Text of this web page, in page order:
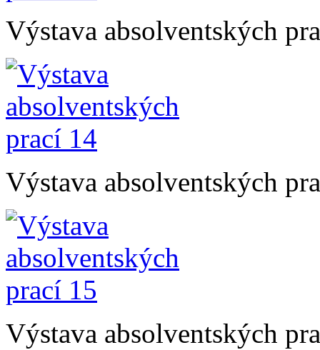
Výstava absolventských
Výstava absolventských
Výstava absolventských